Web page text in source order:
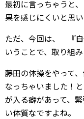
最初に言っちゃうと
果を感じにくいと思い
ただ、今回は、 『自
いうことで、取り組み
藤田の体操をやって
なっちゃいました！
が入る癖があって、
い体質なですよね。